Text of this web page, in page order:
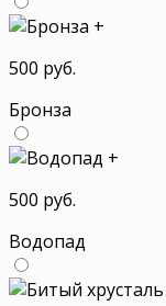
+
500 руб.
Бронза
+
500 руб.
Водопад